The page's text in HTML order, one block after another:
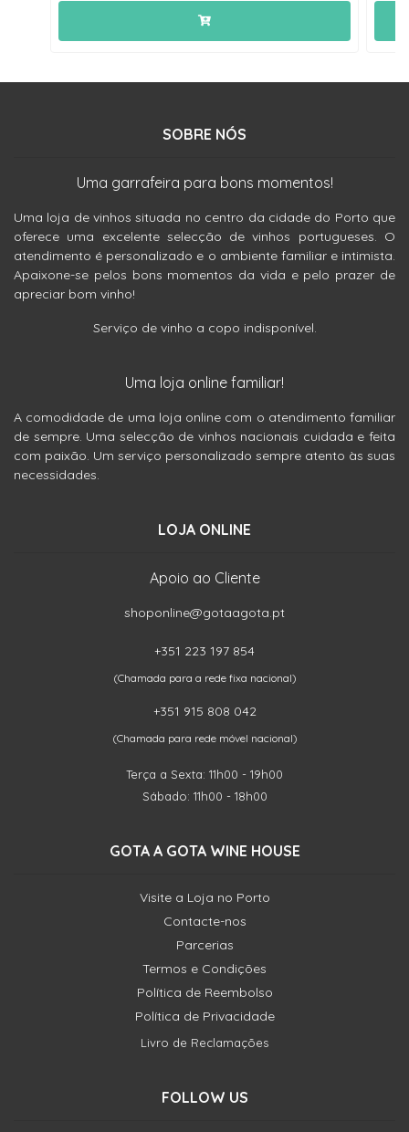
SOBRE NÓS
Uma garrafeira para bons momentos!
Uma loja de vinhos situada no centro da cidade do Porto que
oferece uma excelente selecção de vinhos portugueses. O
atendimento é personalizado e o ambiente familiar e intimista.
Apaixone-se pelos bons momentos da vida e pelo prazer de
apreciar bom vinho!
Serviço de vinho a copo indisponível.
Uma loja online familiar!
A comodidade de uma loja online com o atendimento familiar
de sempre. Uma selecção de vinhos nacionais cuidada e feita
com paixão. Um serviço personalizado sempre atento às suas
necessidades.
LOJA ONLINE
Apoio ao Cliente
shoponline@gotaagota.pt
+351 223 197 854
(Chamada para a rede fixa nacional)
+351 915 808 042
(Chamada para rede móvel nacional)
Terça a Sexta: 11h00 - 19h00
Sábado: 11h00 - 18h00
GOTA A GOTA WINE HOUSE
Visite a Loja no Porto
Contacte-nos
Parcerias
Termos e Condições
Política de Reembolso
Política de Privacidade
Livro de Reclamações
FOLLOW US